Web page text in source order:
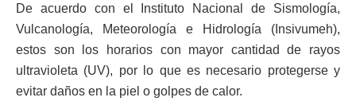
De acuerdo con el Instituto Nacional de Sismología,
Vulcanología, Meteorología e Hidrología (Insivumeh),
estos son los horarios con mayor cantidad de rayos
ultravioleta (UV), por lo que es necesario protegerse y
evitar daños en la piel o golpes de calor.